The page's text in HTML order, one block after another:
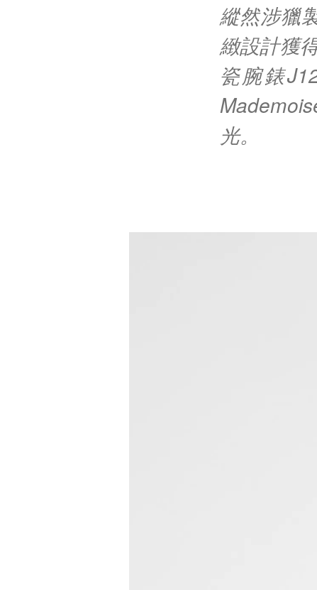
縱然涉獵
緻設計獲
瓷腕錶
光。